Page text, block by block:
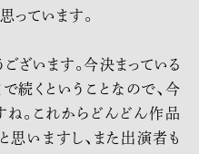
っています。
ございます。今決まっている
続くということなので、今
。これからどんどん作品
思いますし、また出演者も